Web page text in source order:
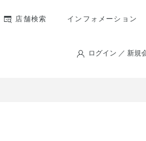
店舗検索 インフォメーション
ログイン ／ 新規